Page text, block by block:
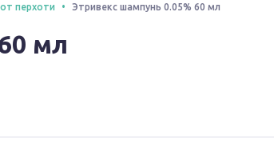
перхоти Этривекс шампунь 0.05% 60 мл
мл